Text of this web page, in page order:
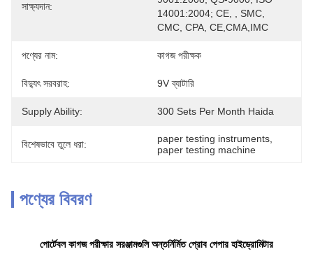
সাক্ষ্যদান:
14001:2004; CE, , SMC,
CMC, CPA, CE,CMA,IMC
পণ্যের নাম: কাগজ পরীক্ষক
বিদ্যুৎ সরবরাহ: 9V ব্যাটারি
Supply Ability: 300 Sets Per Month Haida
বিশেষভাবে তুলে ধরা: paper testing instruments
paper testing machine
পণ্যের বিবরণ
পোর্টেবল কাগজ পরীক্ষার সরঞ্জামগুলি অন্তর্নির্মিত প্রোব পেপার হাইড্রোমিটার